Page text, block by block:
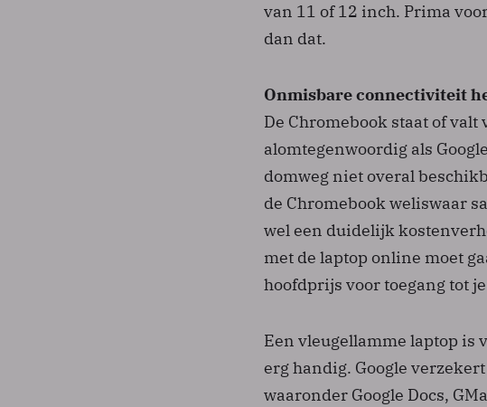
van 11 of 12 inch. Prima
dan dat.
Onmisbare connectiviteit
De Chromebook staat of
alomtegenwoordig als
domweg niet overal
de Chromebook weliswaar
wel een duidelijk
met de laptop online moet
hoofdprijs voor toegang tot
Een vleugellamme laptop is
erg handig. Google
waaronder Google Docs,